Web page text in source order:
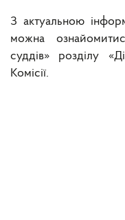
З актуальною
можна
суддів» розділу
Комісії.